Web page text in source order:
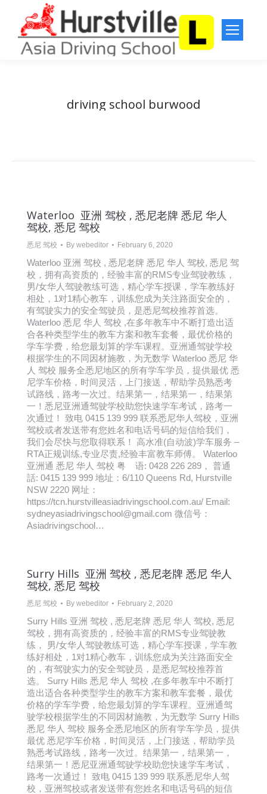
driving school burwood
Waterloo 亚洲 驾校 , 悉尼老牌 悉尼 华人
驾校, 悉尼 驾校
悉尼 驾校 By webeditor February 6, 2020
Waterloo 亚洲 驾校 , 悉尼老牌 悉尼 华人 驾校, 悉尼 驾
校，拥有高资质的，经验丰富的RMS专业驾驶教练，
男/女华人驾驶教练可选，精心学车授课，学车教练好
相处，1对1精心教车，训练您成为关注路面安全的，
有驾驶实力的安全驾驶员，是悉尼驾校推荐首选。
Waterloo 悉尼 华人 驾校 ,在多年教车中不断打造出适
合各种类型学生的教车方案和教车套餐，最优价格的
学车学费，给您最划算的学车课程。亚洲通驾驶学校
根据学生的不同因材施教，为无数学 Waterloo 悉尼 华
人 驾校 服务全悉尼地区的所有学车学员，提供最优 悉
尼学车价格，时间灵活，上门接送，帮助学员熟悉考
试路线，路考一次过。结果第一，结果第一，结果第
一！悉尼亚洲通驾驶学校助您快速学车考试，路考一
次通过！ 致电 0415 139 999 联系悉尼华人驾校，亚洲
驾校或者发送带有您姓名和电话号码的短信给我们，
我们会尽快与您取得联系！ 高水准(自动波)学车服务 –
RTA正规训练,专业尽责,经验丰富教车师傅。 Waterloo
亚洲通 悉尼 华人 驾校 粤 语: 0428 226 289， 普通
話: 0415 139 999 地址：6/110 Queens Rd, Hurstville
NSW 2220 网址：
https://tcn.hurstvilleasiadrivingschool.com.au/ Email:
sydneyasiadrivingschool@gmail.com 微信号：
Asiadrivingschool…
Surry Hills 亚洲 驾校 , 悉尼老牌 悉尼 华人
驾校, 悉尼 驾校
悉尼 驾校 By webeditor February 2, 2020
Surry Hills 亚洲 驾校 , 悉尼老牌 悉尼 华人 驾校, 悉尼
驾校，拥有高资质的，经验丰富的RMS专业驾驶教
练， 男/女华人驾驶教练可选，精心学车授课，学车教
练好相处，1对1精心教车，训练您成为关注路面安全
的，有驾驶实力的安全驾驶员，是悉尼驾校推荐首
选。 Surry Hills 悉尼 华人 驾校 ,在多年教车中不断打
造出适合各种类型学生的教车方案和教车套餐，最优
价格的学车学费，给您最划算的学车课程。亚洲通驾
驶学校根据学生的不同因材施教，为无数学 Surry Hills
悉尼 华人 驾校 服务全悉尼地区的所有学车学员，提供
最优 悉尼学车价格，时间灵活，上门接送，帮助学员
熟悉考试路线，路考一次过。结果第一，结果第一，
结果第一！悉尼亚洲通驾驶学校助您快速学车考试，
路考一次通过！ 致电 0415 139 999 联系悉尼华人驾
校，亚洲驾校或者发送带有您姓名和电话号码的短信